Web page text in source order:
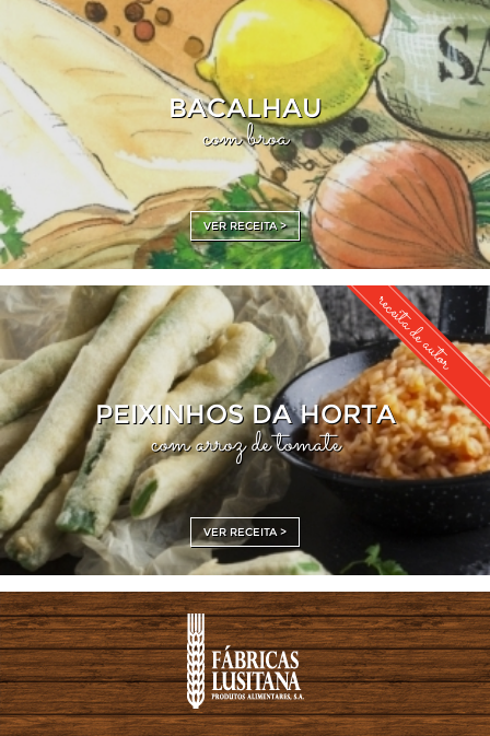
BACALHAU
com broa
VER RECEITA >
receita de autor
PEIXINHOS DA HORTA
com arroz de tomate
VER RECEITA >